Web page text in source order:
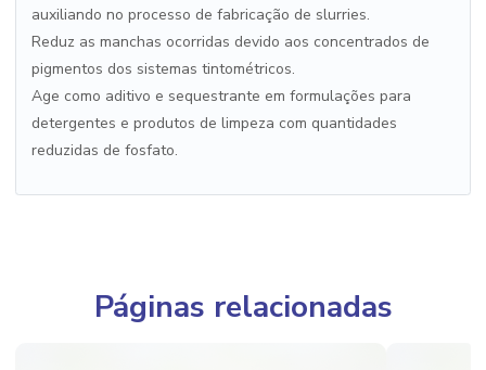
auxiliando no processo de fabricação de slurries.
Reduz as manchas ocorridas devido aos concentrados de
pigmentos dos sistemas tintométricos.
Age como aditivo e sequestrante em formulações para
detergentes e produtos de limpeza com quantidades
reduzidas de fosfato.
Páginas relacionadas